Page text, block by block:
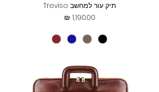
תיק עור למחשב Treviso
מחיר